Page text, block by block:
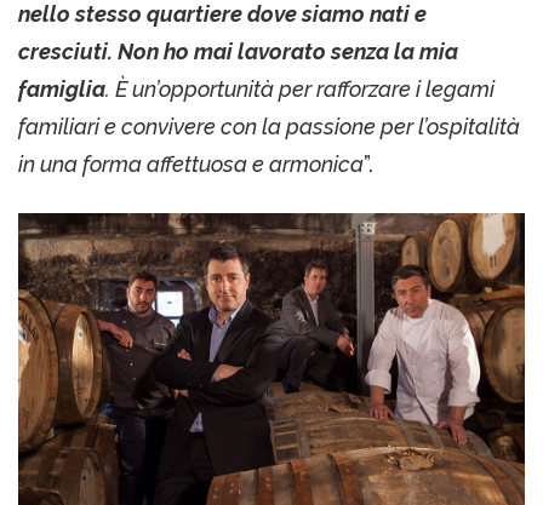
nello stesso quartiere dove siamo nati e
cresciuti. Non ho mai lavorato senza la mia
famiglia. È un’opportunità per rafforzare i legami
familiari e convivere con la passione per l’ospitalità
in una forma affettuosa e armonica”.